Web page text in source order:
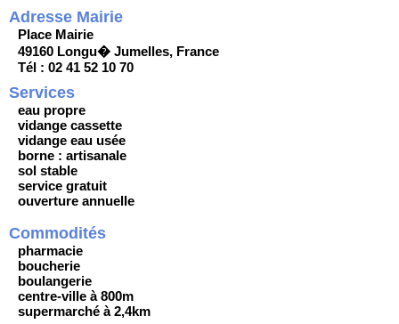
Adresse Mairie
Place Mairie
49160 Longu� Jumelles, France
Tél : 02 41 52 10 70
Services
eau propre
vidange cassette
vidange eau usée
borne : artisanale
sol stable
service gratuit
ouverture annuelle
Commodités
pharmacie
boucherie
boulangerie
centre-ville à 800m
supermarché à 2,4km